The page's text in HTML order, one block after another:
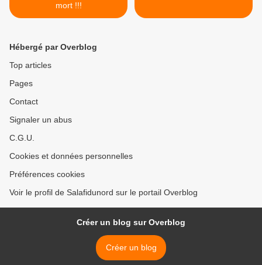
mort !!!
Hébergé par Overblog
Top articles
Pages
Contact
Signaler un abus
C.G.U.
Cookies et données personnelles
Préférences cookies
Voir le profil de Salafidunord sur le portail Overblog
Créer un blog sur Overblog
Créer un blog